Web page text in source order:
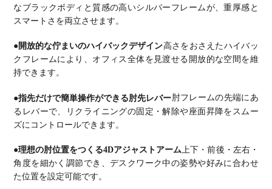
なブラックボディと質感の高いシルバーフレームが、重厚感と
スマートさを両立させます。
●開放的な佇まいのハイバックデザイン高さをおさえたハイバッ
クフレームにより、オフィス全体を見渡せる開放的な空間を維
持できます。
●指先だけで簡単操作ができる肘先レバー肘フレームの先端にあ
るレバーで、リクライニングの固定・解除や座面昇降をスムー
ズにコントロールできます。
●理想の肘位置をつくる4Dアジャストアーム上下・前後・左右・
角度を細かく調節でき、デスクワーク中の姿勢や好みに合わせ
た位置を設定可能です。